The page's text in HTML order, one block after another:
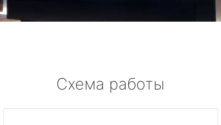
Схема работы